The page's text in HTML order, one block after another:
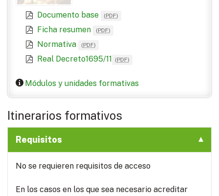
Documento base (PDF)
Ficha resumen (PDF)
Normativa (PDF)
Real Decreto1695/11 (PDF)
Módulos y unidades formativas
Itinerarios formativos
Requisitos
No se requieren requisitos de acceso
En los casos en los que sea necesario acreditar